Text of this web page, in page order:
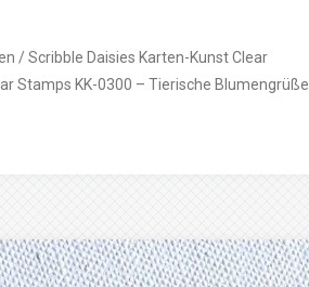
/ Scribble Daisies Karten-Kunst Clear
Stamps KK-0300 – Tierische Blumengrüße